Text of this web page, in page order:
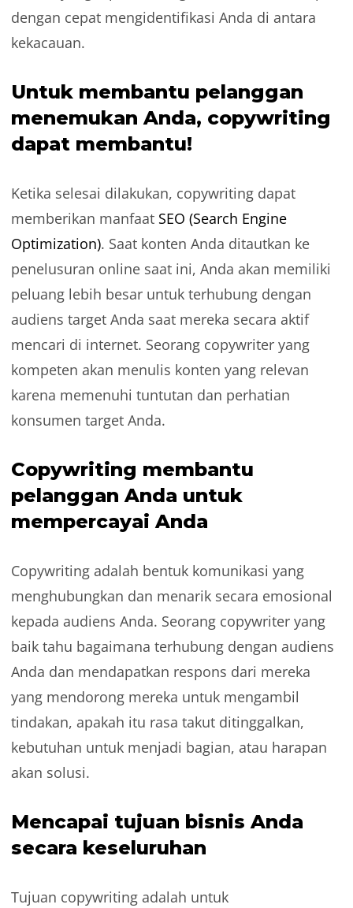
dengan cepat mengidentifikasi Anda di antara
kekacauan.
Untuk membantu pelanggan
menemukan Anda, copywriting
dapat membantu!
Ketika selesai dilakukan, copywriting dapat
memberikan manfaat SEO (Search Engine
Optimization). Saat konten Anda ditautkan ke
penelusuran online saat ini, Anda akan memiliki
peluang lebih besar untuk terhubung dengan
audiens target Anda saat mereka secara aktif
mencari di internet. Seorang copywriter yang
kompeten akan menulis konten yang relevan
karena memenuhi tuntutan dan perhatian
konsumen target Anda.
Copywriting membantu
pelanggan Anda untuk
mempercayai Anda
Copywriting adalah bentuk komunikasi yang
menghubungkan dan menarik secara emosional
kepada audiens Anda. Seorang copywriter yang
baik tahu bagaimana terhubung dengan audiens
Anda dan mendapatkan respons dari mereka
yang mendorong mereka untuk mengambil
tindakan, apakah itu rasa takut ditinggalkan,
kebutuhan untuk menjadi bagian, atau harapan
akan solusi.
Mencapai tujuan bisnis Anda
secara keseluruhan
Tujuan copywriting adalah untuk